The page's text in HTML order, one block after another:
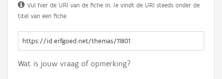
Vul hier de URI van de fiche in. Je vindt de URI steeds onder de
titel van een fiche.
Wat is jouw vraag of opmerking?